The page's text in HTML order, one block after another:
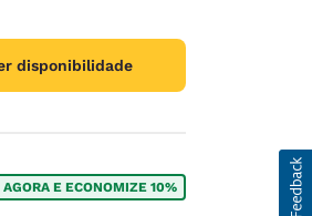
disponibilidade
AGORA E ECONOMIZE 10%